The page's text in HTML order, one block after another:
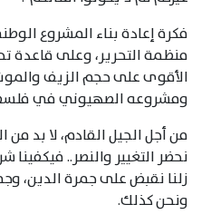
فكرة إعادة بناء المشروع
منظمة التحرير، وعلى قاعدة
الأقوى على حجم الزيف
ومشروعه الصهيوني في
من أجل الجيل القادم، لا بد من
نحضر التغيير والنصر.. فيكفينا
زلنا نقبض على جمرة الدين،
ونحن كذلك.